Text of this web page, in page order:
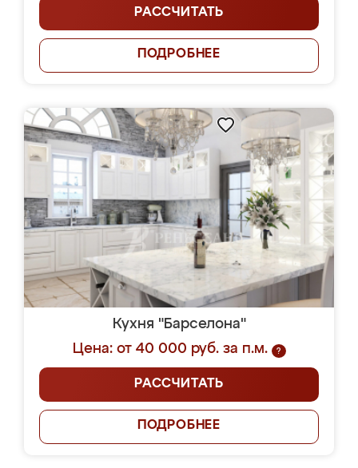
РАССЧИТАТЬ
ПОДРОБНЕЕ
Кухня "Барселона"
Цена: от 40 000 руб. за п.м.
?
РАССЧИТАТЬ
ПОДРОБНЕЕ